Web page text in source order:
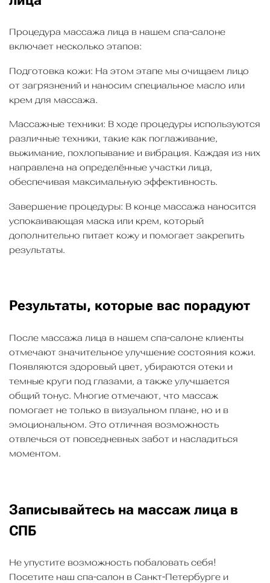
Процедура массажа лица в нашем спа-салоне
включает несколько этапов:
Подготовка кожи: На этом этапе мы очищаем лицо
от загрязнений и наносим специальное масло или
крем для массажа.
Массажные техники: В ходе процедуры используются
различные техники, такие как поглаживание,
выжимание, похлопывание и вибрация. Каждая из них
направлена на определённые участки лица,
обеспечивая максимальную эффективность.
Завершение процедуры: В конце массажа наносится
успокаивающая маска или крем, который
дополнительно питает кожу и помогает закрепить
результаты.
Результаты, которые вас порадуют
После массажа лица в нашем спа-салоне клиенты
отмечают значительное улучшение состояния кожи.
Появляются здоровый цвет, убираются отеки и
темные круги под глазами, а также улучшается
общий тонус. Многие отмечают, что массаж
помогает не только в визуальном плане, но и в
эмоциональном. Это отличная возможность
отвлечься от повседневных забот и насладиться
моментом.
Записывайтесь на массаж лица в
СПБ
Не упустите возможность побаловать себя!
Посетите наш спа-салон в Санкт-Петербурге и